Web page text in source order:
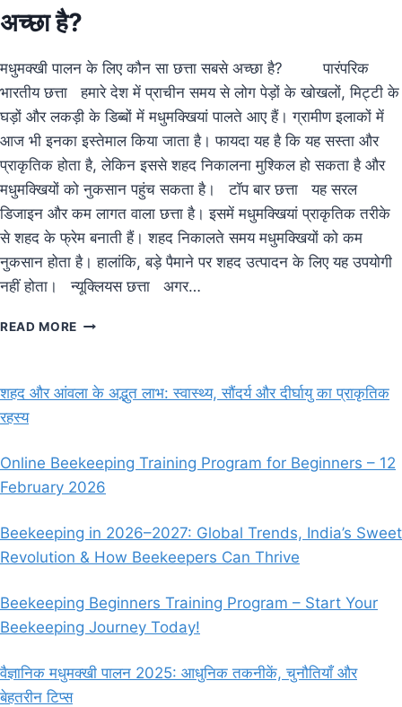
अच्छा है?
मधुमक्खी पालन के लिए कौन सा छत्ता सबसे अच्छा है? पारंपरिक
भारतीय छत्ता हमारे देश में प्राचीन समय से लोग पेड़ों के खोखलों, मिट्टी के
घड़ों और लकड़ी के डिब्बों में मधुमक्खियां पालते आए हैं। ग्रामीण इलाकों में
आज भी इनका इस्तेमाल किया जाता है। फायदा यह है कि यह सस्ता और
प्राकृतिक होता है, लेकिन इससे शहद निकालना मुश्किल हो सकता है और
मधुमक्खियों को नुकसान पहुंच सकता है। टॉप बार छत्ता यह सरल
डिजाइन और कम लागत वाला छत्ता है। इसमें मधुमक्खियां प्राकृतिक तरीके
से शहद के फ्रेम बनाती हैं। शहद निकालते समय मधुमक्खियों को कम
नुकसान होता है। हालांकि, बड़े पैमाने पर शहद उत्पादन के लिए यह उपयोगी
नहीं होता। न्यूक्लियस छत्ता अगर…
READ MORE मधुमक्खी
कौन
सबसे
अच्छा
है?
शहद और आंवला के अद्भुत लाभ: स्वास्थ्य, सौंदर्य और दीर्घायु का प्राकृतिक
रहस्य
Online Beekeeping Training Program for Beginners – 12
February 2026
Beekeeping in 2026–2027: Global Trends, India’s Sweet
Revolution & How Beekeepers Can Thrive
Beekeeping Beginners Training Program – Start Your
Beekeeping Journey Today!
वैज्ञानिक मधुमक्खी पालन 2025: आधुनिक तकनीकें, चुनौतियाँ और
बेहतरीन टिप्स